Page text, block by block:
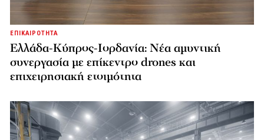
ΕΠΙΚΑΙΡΟΤΗΤΑ
Ελλάδα-Κύπρος-Ιορδανία: Νέα αμυντική
συνεργασία με επίκεντρο drones και
επιχειρησιακή ετοιμότητα